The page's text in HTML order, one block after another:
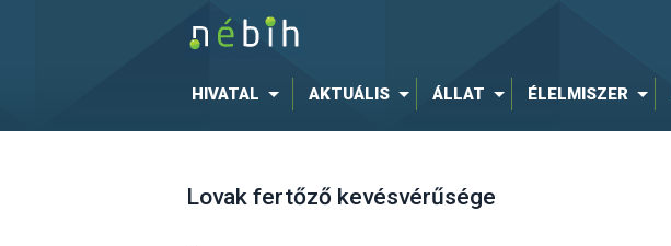
HIVATAL AKTUÁLIS ÁLLAT ÉLELMISZER
Lovak fertőző kevésvérűsége